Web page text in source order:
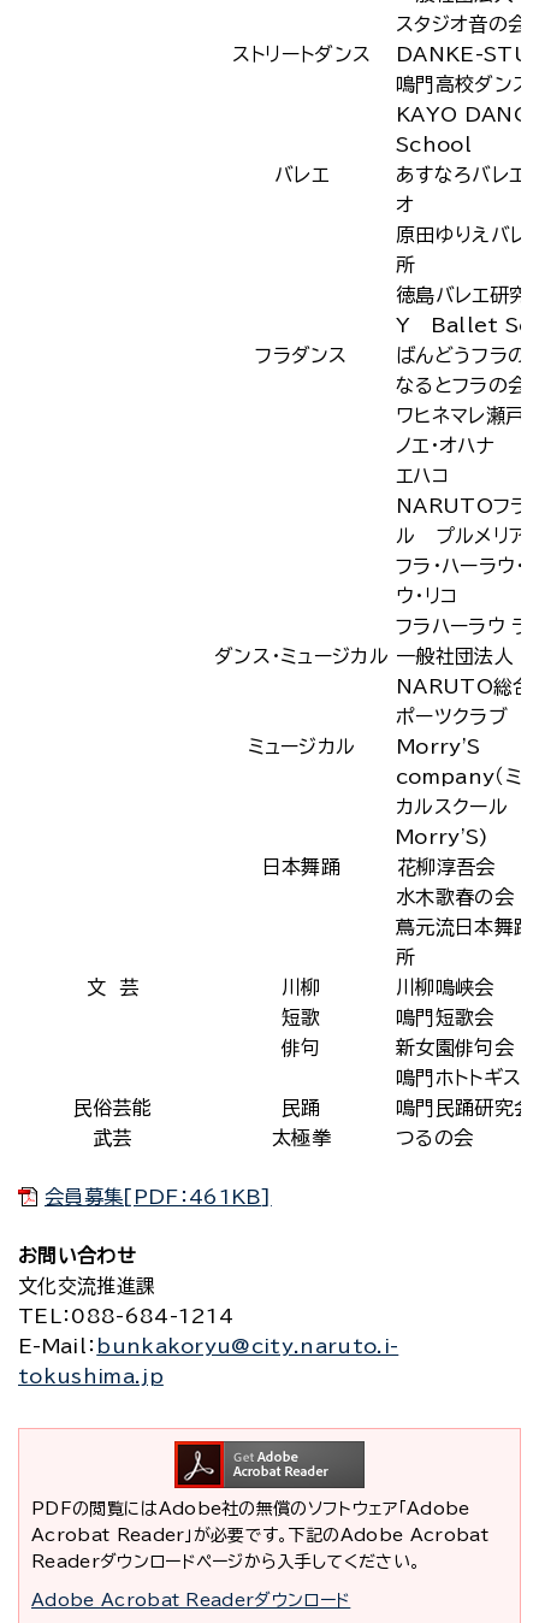
スタジオ音の会
ストリートダンス
DANKE-
鳴門高校ダンス
KAYO
School
バレエ
あすなろバレエ
オ
原田ゆりえバレ
所
徳島バレエ研究
Y Ballet
フラダンス
ばんどうフラの
なるとフラの会
ワヒネマレ瀬戸
ノエ・オハナ
エハコ
NARUTOフラ
ル プルメリア
フラ・ハーラウ・
ウ・リコ
フラハーラウ ラ
ダンス・ミュージカル 一般社団法人
NARUTO総合
ポーツクラブ
ミュージカル
Morry'S
company（ミ
カルスクール
Morry'S)
日本舞踊
花柳淳吾会
水木歌春の会
蔦元流日本舞踊
所
文 芸
川柳
川柳鳴峡会
短歌
鳴門短歌会
俳句
新女園俳句会
鳴門ホトトギス
民俗芸能
民踊
鳴門民踊研究会
武芸
太極拳 つるの会
会員募集[PDF：461KB]
お問い合わせ
文化交流推進課
TEL
：088-684-1214
E-Mail
： bunkakoryu@city.naruto.i-
tokushima.jp
PDFの閲覧にはAdobe社の無償のソフトウェア「Adobe
Acrobat Reader」が必要です。下記のAdobe Acrobat
Readerダウンロードページから入手してください。
Adobe Acrobat Readerダウンロード